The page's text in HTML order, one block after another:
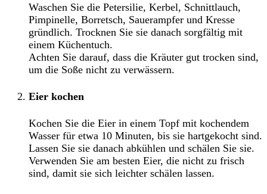
Waschen Sie die Petersilie, Kerbel, Schnittlauch,
Pimpinelle, Borretsch, Sauerampfer und Kresse
gründlich. Trocknen Sie sie danach sorgfältig mit
einem Küchentuch.
Achten Sie darauf, dass die Kräuter gut trocken sind,
um die Soße nicht zu verwässern.
Eier kochen
Kochen Sie die Eier in einem Topf mit kochendem
Wasser für etwa 10 Minuten, bis sie hartgekocht sind.
Lassen Sie sie danach abkühlen und schälen Sie sie.
Verwenden Sie am besten Eier, die nicht zu frisch
sind, damit sie sich leichter schälen lassen.